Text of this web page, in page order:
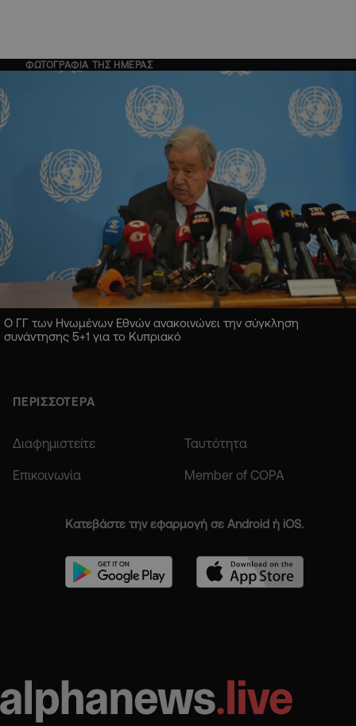
ΦΩΤΟΓΡΑΦΙΑ ΤΗΣ ΗΜΕΡΑΣ
Ο ΓΓ των Ηνωμένων Εθνών ανακοινώνει την σύγκληση
συνάντησης 5+1 για το Κυπριακό
ΠΕΡΙΣΣΟΤΕΡΑ
Διαφημιστείτε Ταυτότητα
Επικοινωνία Member of COPA
Κατεβάστε την εφαρμογή σε Android ή iOS.